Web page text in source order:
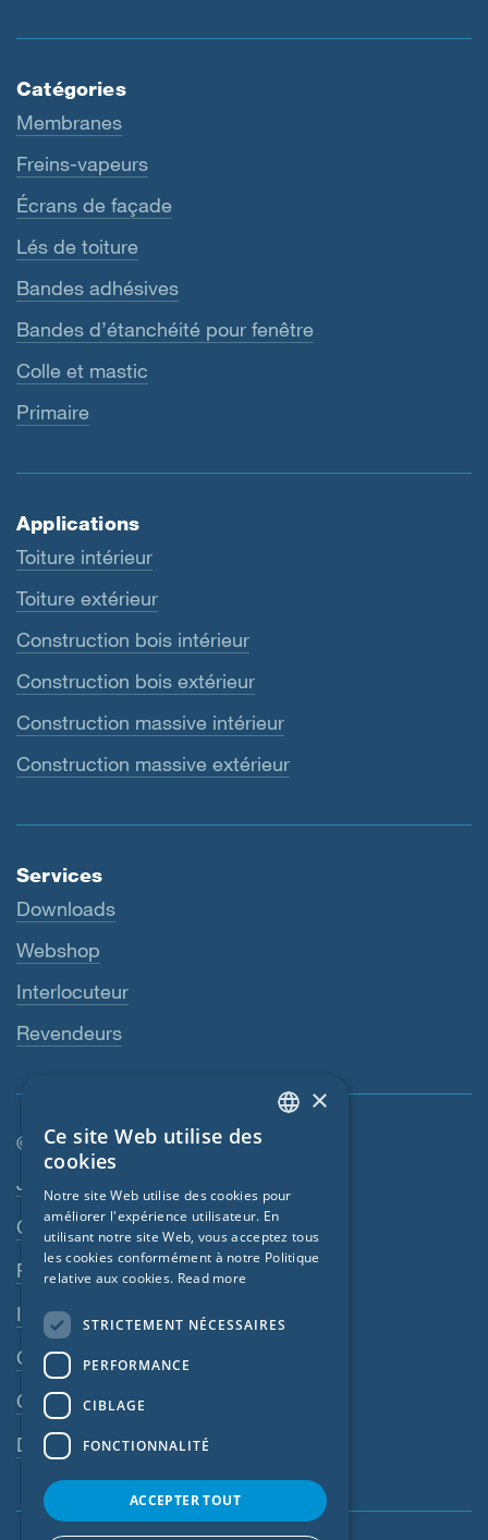
Catégories
Membranes
Freins-vapeurs
Écrans de façade
Lés de toiture
Bandes adhésives
Bandes d’étanchéité pour fenêtre
Colle et mastic
Primaire
Applications
Toiture intérieur
Toiture extérieur
Construction bois intérieur
Construction bois extérieur
Construction massive intérieur
Construction massive extérieur
Services
Downloads
Webshop
Interlocuteur
Revendeurs
© SIGA 2026
Jobs
Contact
Règles de confidentialité
Impressum
CGV
CGA
Dispositif d’alerte
ENGLISH
FRENCH
CZECH
LATVIAN
NORWEGIAN
×
Ce site Web utilise des
cookies
Notre site Web utilise des cookies pour
améliorer l'expérience utilisateur. En
utilisant notre site Web, vous acceptez tous
les cookies conformément à notre Politique
relative aux cookies. Read more
STRICTEMENT NÉCESSAIRES
PERFORMANCE
CIBLAGE
FONCTIONNALITÉ
ACCEPTER TOUT